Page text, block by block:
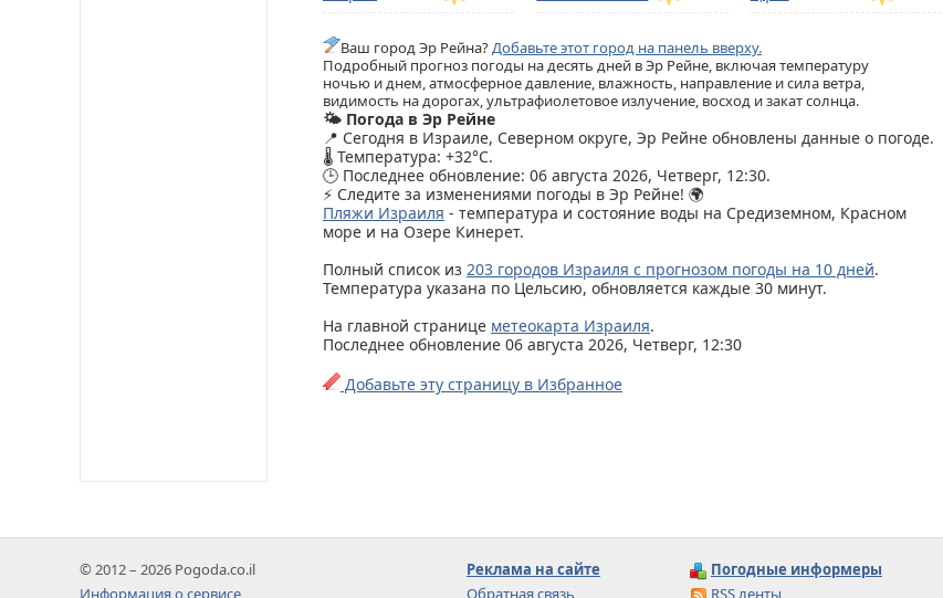
Ваш город Эр Рейна?Добавьте этот город на панель вверху.
Подробный прогноз погоды на десять дней в Эр Рейне, включая температуру
ночью и днем, атмосферное давление, влажность, направление и сила ветра,
видимость на дорогах, ультрафиолетовое излучение, восход и закат солнца.
🌤️ Погода в Эр Рейне
📍 Сегодня в Израиле, Северном округе, Эр Рейне обновлены данные о погоде.
🌡️ Температура: +32°C.
🕒 Последнее обновление: 06 августа 2026, Четверг, 12:30.
⚡ Следите за изменениями погоды в Эр Рейне! 🌍
Пляжи Израиля - температура и состояние воды на Средиземном, Красном
море и на Озере Кинерет.
Полный список из 203 городов Израиля с прогнозом погоды на 10 дней.
Температура указана по Цельсию, обновляется каждые 30 минут.
На главной странице метеокарта Израиля.
Последнее обновление 06 августа 2026, Четверг, 12:30
Добавьте эту страницу в Избранное
© 2012 – 2026 Pogoda.co.il
Информация о сервисе
Реклама на сайте
Обратная связь
Погодные информеры
RSS ленты